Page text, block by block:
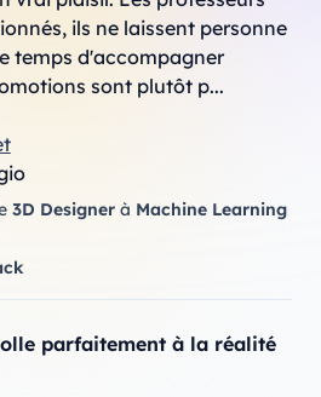
3D Designer à Machine Learning
ils ne laissent personne
temps d'accompagner
sont plutôt p...
parfaitement à la réalité